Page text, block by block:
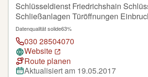
Schlüsseldienst Friedrichshain
Schließanlagen Türöffnungen
Datenqualität solide63%
030 28504070
Website
Route planen
Aktualisiert am 19.05.2017